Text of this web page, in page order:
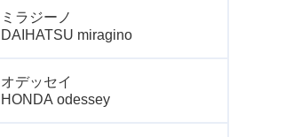
ミラジーノ
DAIHATSU miragino
オデッセイ
HONDA odessey